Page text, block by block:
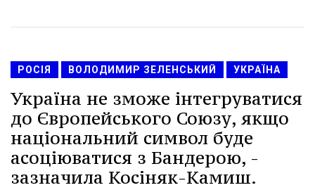
РОСІЯ ВОЛОДИМИР ЗЕЛЕНСЬКИЙ УКРАЇНА
Україна не зможе інтегруватися
до Європейського Союзу, якщо
національний символ буде
асоціюватися з Бандерою, -
зазначила Косіняк-Камиш.